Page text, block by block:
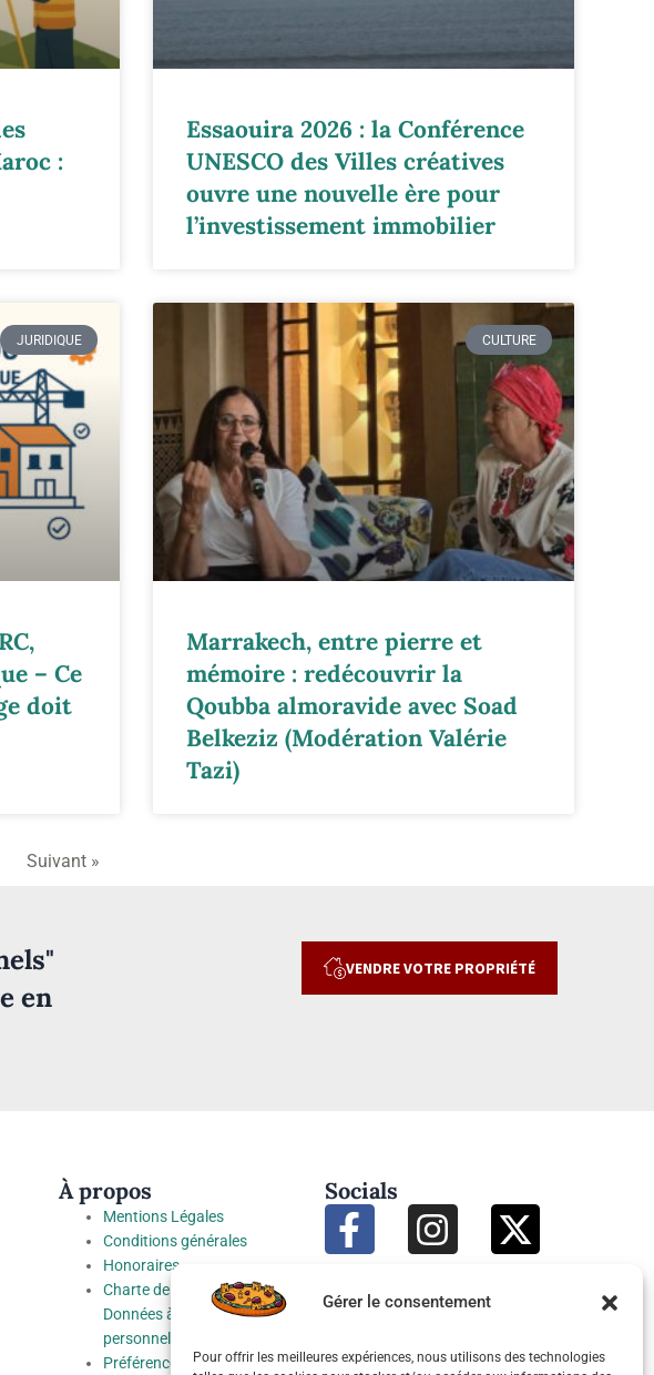
Gérer le consentement
Pour offrir les meilleures expériences, nous utilisons des technologies
:
Essaouira 2026 : la Conférence
UNESCO des Villes créatives
ouvre une nouvelle ère pour
l’investissement immobilier
JURIDIQUE
– Ce
doit
CULTURE
Marrakech, entre pierre et
mémoire : redécouvrir la
Qoubba almoravide avec Soad
Belkeziz (Modération Valérie
Tazi)
Suivant »
en
VENDRE VOTRE PROPRIÉTÉ
À propos
Mentions Légales
Conditions générales
Honoraires
Charte de protection des
Données à caractère
personnel
Préférences cookies
Socials